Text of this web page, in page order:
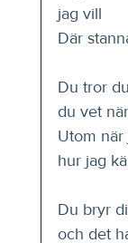
jag vill
Där
Du tror
du vet
Utom när
hur jag
Du bryr
och det